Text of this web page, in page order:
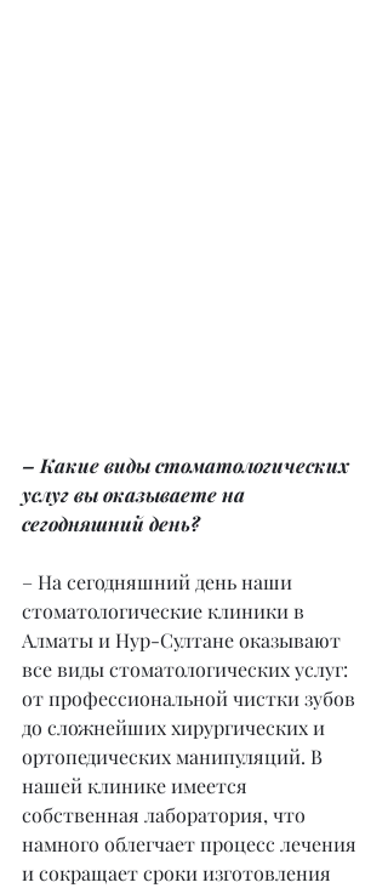
– Какие виды стоматологических
услуг вы оказываете на
сегодняшний день?
– На сегодняшний день наши
стоматологические клиники в
Алматы и Нур-Султане оказывают
все виды стоматологических услуг:
от профессиональной чистки зубов
до сложнейших хирургических и
ортопедических манипуляций. В
нашей клинике имеется
собственная лаборатория, что
намного облегчает процесс лечения
и сокращает сроки изготовления